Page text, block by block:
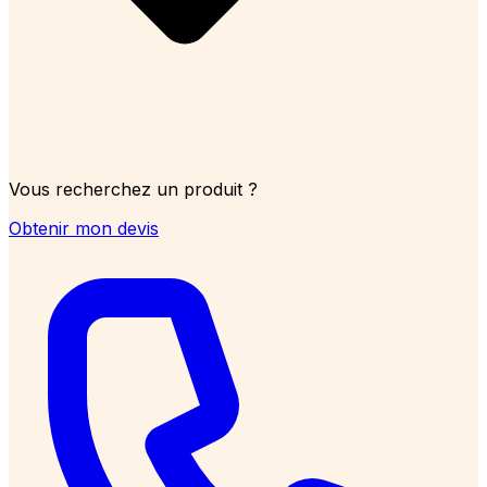
Vous recherchez un produit ?
Obtenir mon devis